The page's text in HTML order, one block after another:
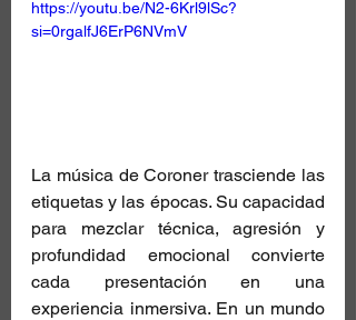
https://youtu.be/N2-6Krl9lSc?
si=0rgalfJ6ErP6NVmV
La música de Coroner trasciende las
etiquetas y las épocas. Su capacidad
para mezclar técnica, agresión y
profundidad emocional convierte
cada presentación en una
experiencia inmersiva. En un mundo